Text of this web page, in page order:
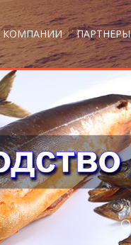
КОМПАНИИ ПАРТНЕРЫ